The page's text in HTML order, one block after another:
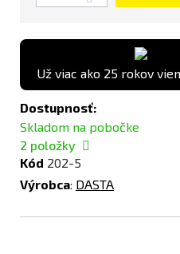
Už viac ako 25 rokov
Dostupnosť:
Skladom na pobočke
2 položky
Kód 202-5
Výrobca: DASTA